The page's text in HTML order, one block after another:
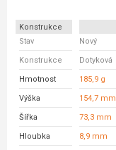
Konstrukce
Stav
Nový
Konstrukce Dotyková
Hmotnost 185,9 g
Výška 154,7 mm
Šířka 73,3 mm
Hloubka 8,9 mm